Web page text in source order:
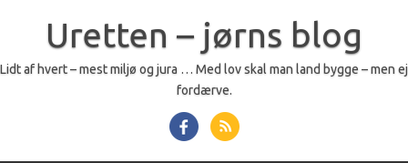
Uretten – jørns blog
Lidt af hvert – mest miljø og jura … Med lov skal man land bygge – men ej
fordærve.